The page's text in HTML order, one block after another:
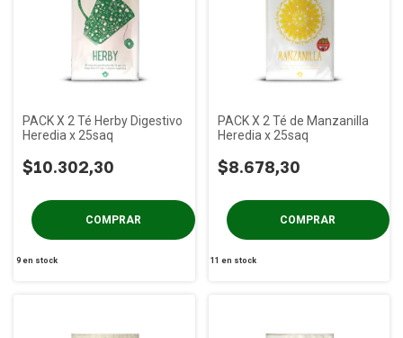
PACK X 2 Té Herby Digestivo
Heredia x 25saq
$10.302,30
9en stock
PACK X 2 Té de Manzanilla
Heredia x 25saq
$8.678,30
11 en stock